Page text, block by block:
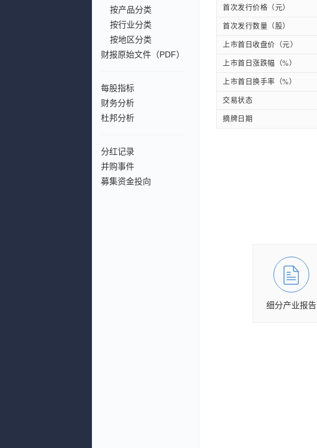
按产品分类
按行业分类
按地区分类
财报原始文件（PDF）
每股指标
财务分析
杜邦分析
分红记录
并购事件
募集资金投向
首次发行价格（元）
首次发行数量（股）
上市首日收盘价（元）
上市首日涨跌幅（%）
上市首日换手率（%）
交易状态
摘牌日期
细分产业报告